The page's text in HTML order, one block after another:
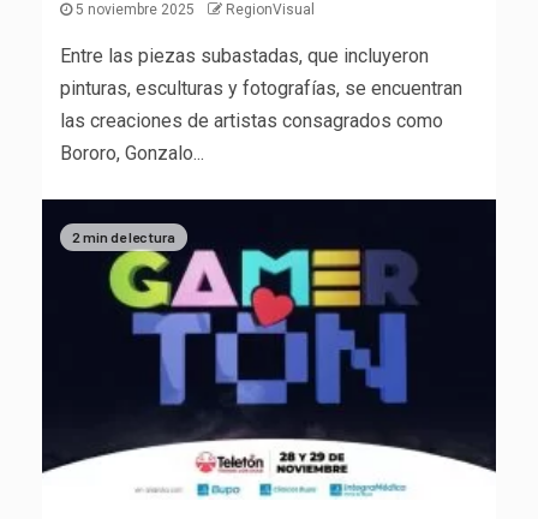
5 noviembre 2025 RegionVisual
Entre las piezas subastadas, que incluyeron
pinturas, esculturas y fotografías, se encuentran
las creaciones de artistas consagrados como
Bororo, Gonzalo...
2 min de lectura